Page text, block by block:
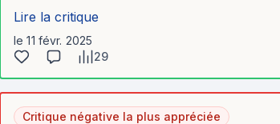
Lire la critique
le 11 févr. 2025
29
Critique négative la plus appréciée